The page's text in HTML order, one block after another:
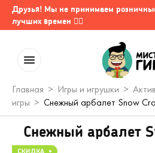
Друзья! Мы не принимаем
лучших времен 🤷‍♂️
Главная Игры и игрушки
игры
Снежный арбалет Snow
Снежный арбалет